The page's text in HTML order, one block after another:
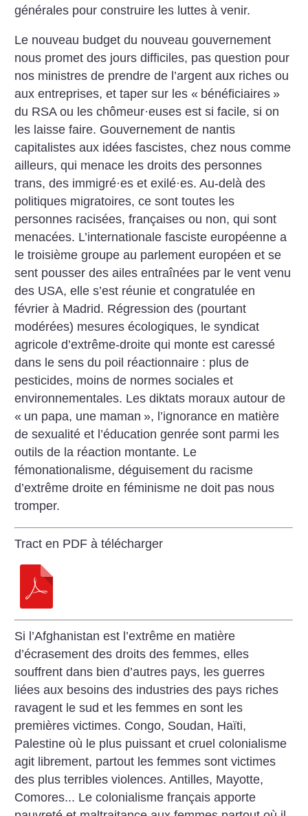
générales pour construire les luttes à venir.
Le nouveau budget du nouveau gouvernement
nous promet des jours difficiles, pas question pour
nos ministres de prendre de l’argent aux riches ou
aux entreprises, et taper sur les « bénéficiaires »
du RSA ou les chômeur·euses est si facile, si on
les laisse faire. Gouvernement de nantis
capitalistes aux idées fascistes, chez nous comme
ailleurs, qui menace les droits des personnes
trans, des immigré·es et exilé·es. Au-delà des
politiques migratoires, ce sont toutes les
personnes racisées, françaises ou non, qui sont
menacées. L’internationale fasciste européenne a
le troisième groupe au parlement européen et se
sent pousser des ailes entraînées par le vent venu
des USA, elle s’est réunie et congratulée en
février à Madrid. Régression des (pourtant
modérées) mesures écologiques, le syndicat
agricole d’extrême-droite qui monte est caressé
dans le sens du poil réactionnaire : plus de
pesticides, moins de normes sociales et
environnementales. Les diktats moraux autour de
« un papa, une maman », l’ignorance en matière
de sexualité et l’éducation genrée sont parmi les
outils de la réaction montante. Le
fémonationalisme, déguisement du racisme
d’extrême droite en féminisme ne doit pas nous
tromper.
Tract en PDF à télécharger
Si l’Afghanistan est l’extrême en matière
d’écrasement des droits des femmes, elles
souffrent dans bien d’autres pays, les guerres
liées aux besoins des industries des pays riches
ravagent le sud et les femmes en sont les
premières victimes. Congo, Soudan, Haïti,
Palestine où le plus puissant et cruel colonialisme
agit librement, partout les femmes sont victimes
des plus terribles violences. Antilles, Mayotte,
Comores... Le colonialisme français apporte